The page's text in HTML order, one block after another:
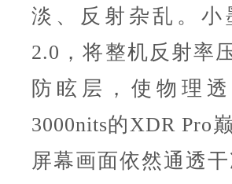
淡、反射杂乱。小
2.0，将整机反射率
防眩层，使物理
3000nits的XDR Pro
屏幕画面依然通透